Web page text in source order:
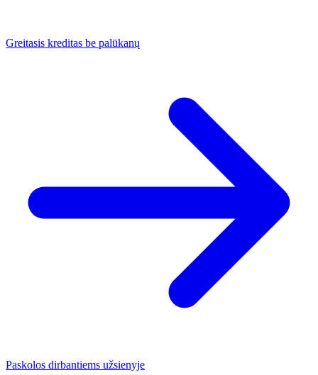
Greitasis kreditas be palūkanų
Paskolos dirbantiems užsienyje